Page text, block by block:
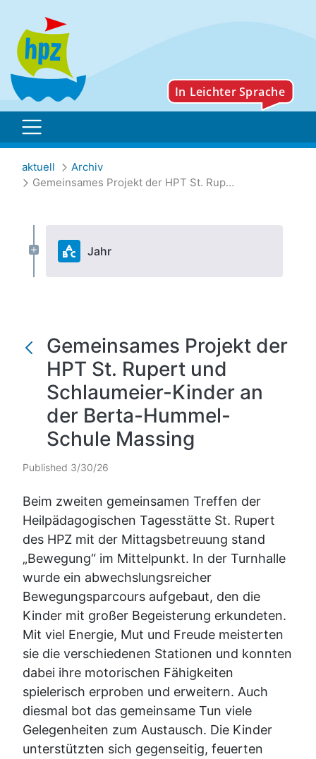
Gemeinsames Projekt
aktuell
Archiv
Gemeinsames Projekt der HPT St. Rupert und Schlaumeier-Kinder an der Berta-Hummel-Schule Massing
Jahr
Gemeinsames Projekt der
HPT St. Rupert und
Schlaumeier-Kinder an
der Berta-Hummel-
Schule Massing
Published 3/30/26
Beim zweiten gemeinsamen Treffen der
Heilpädagogischen Tagesstätte St. Rupert
des HPZ mit der Mittagsbetreuung stand
„Bewegung“ im Mittelpunkt. In der Turnhalle
wurde ein abwechslungsreicher
Bewegungsparcours aufgebaut, den die
Kinder mit großer Begeisterung erkundeten.
Mit viel Energie, Mut und Freude meisterten
sie die verschiedenen Stationen und konnten
dabei ihre motorischen Fähigkeiten
spielerisch erproben und erweitern. Auch
diesmal bot das gemeinsame Tun viele
Gelegenheiten zum Austausch. Die Kinder
unterstützten sich gegenseitig, feuerten